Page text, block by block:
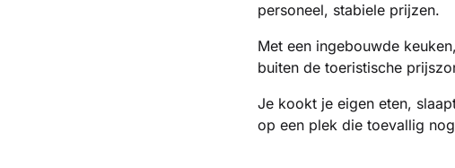
personeel, stabiele prijzen.
Met een ingebouwde
buiten de toeristische
Je kookt je eigen eten,
op een plek die toevallig